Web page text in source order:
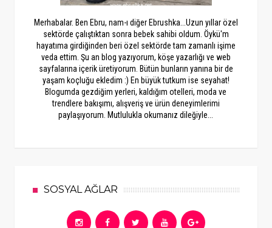
Merhabalar. Ben Ebru, nam-ı diğer Ebrushka...Uzun yıllar özel
sektörde çalıştıktan sonra bebek sahibi oldum. Öykü'm
hayatıma girdiğinden beri özel sektörde tam zamanlı işime
veda ettim. Şu an blog yazıyorum, köşe yazarlığı ve web
sayfalarına içerik üretiyorum. Bütün bunların yanına bir de
yaşam koçluğu ekledim :) En büyük tutkum ise seyahat!
Blogumda gezdiğim yerleri, kaldığım otelleri, moda ve
trendlere bakışımı, alışveriş ve ürün deneyimlerimi
paylaşıyorum. Mutlulukla okumanız dileğiyle...
SOSYAL AĞLAR